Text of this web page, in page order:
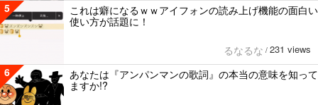
5
これは癖になるｗｗアイフォンの読み上げ機能の面白い
使い方が話題に！
るなるな / 231 views
6
あなたは『アンパンマンの歌詞』の本当の意味を知って
ますか!?